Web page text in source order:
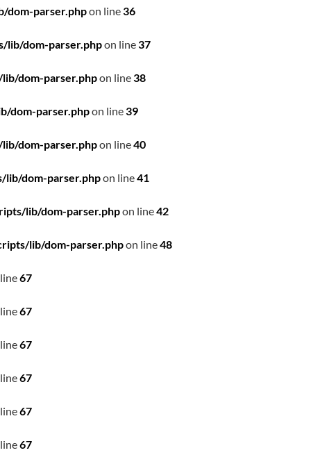
dom-parser.phpon line36
dom-parser.phpon line37
dom-parser.phpon line38
dom-parser.phpon line39
dom-parser.phpon line40
dom-parser.phpon line41
lib/dom-parser.phpon line42
lib/dom-parser.phpon line48
67
67
67
67
67
67